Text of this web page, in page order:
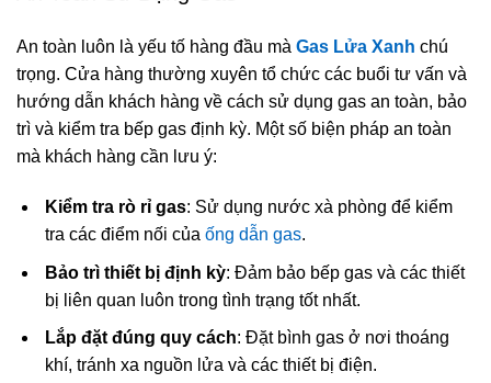
An toàn luôn là yếu tố hàng đầu mà Gas Lửa Xanh chú
trọng. Cửa hàng thường xuyên tổ chức các buổi tư vấn và
hướng dẫn khách hàng về cách sử dụng gas an toàn, bảo
trì và kiểm tra bếp gas định kỳ. Một số biện pháp an toàn
mà khách hàng cần lưu ý:
Kiểm tra rò rỉ gas: Sử dụng nước xà phòng để kiểm
tra các điểm nối của ống dẫn gas.
Bảo trì thiết bị định kỳ: Đảm bảo bếp gas và các thiết
bị liên quan luôn trong tình trạng tốt nhất.
Lắp đặt đúng quy cách: Đặt bình gas ở nơi thoáng
khí, tránh xa nguồn lửa và các thiết bị điện.